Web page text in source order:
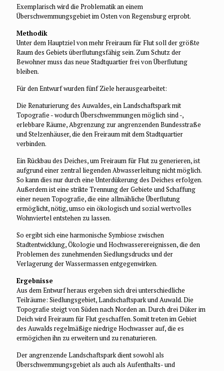
Exemplarisch wird die Problematik an einem
Überschwemmungsgebiet im Osten von Regensburg erprobt.
Methodik
Unter dem Hauptziel von mehr Freiraum für Flut soll der größte
Raum des Gebiets überflutungsfähig sein. Zum Schutz der
Bewohner muss das neue Stadtquartier frei von Überflutung
bleiben.
Für den Entwurf wurden fünf Ziele herausgearbeitet:
Die Renaturierung des Auwaldes, ein Landschaftspark mit
Topografie - wodurch Überschwemmungen möglich sind -,
erlebbare Räume, Abgrenzung zur angrenzenden Bundesstraße
und Stelzenhäuser, die den Freiraum mit dem Stadtquartier
verbinden.
Ein Rückbau des Deiches, um Freiraum für Flut zu generieren, ist
aufgrund einer zentral liegenden Abwasserleitung nicht möglich.
So kann dies nur durch eine Unterdükerung des Deiches erfolgen.
Außerdem ist eine strikte Trennung der Gebiete und Schaffung
einer neuen Topografie, die eine allmähliche Überflutung
ermöglicht, nötig, umso ein ökologisch und sozial wertvolles
Wohnviertel entstehen zu lassen.
So ergibt sich eine harmonische Symbiose zwischen
Stadtentwicklung, Ökologie und Hochwasserereignissen, die den
Problemen des zunehmenden Siedlungsdrucks und der
Verlagerung der Wassermassen entgegenwirken.
Ergebnisse
Aus dem Entwurf heraus ergeben sich drei unterschiedliche
Teilräume: Siedlungsgebiet, Landschaftspark und Auwald. Die
Topografie steigt von Süden nach Norden an. Durch drei Düker im
Deich wird Freiraum für Flut geschaffen. Somit treten im Gebiet
des Auwalds regelmäßige niedrige Hochwasser auf, die es
ermögichen ihn zu erweitern und zu renaturieren.
Der angrenzende Landschaftspark dient sowohl als
Überschwemmungsgebiet als auch als Aufenthalts- und